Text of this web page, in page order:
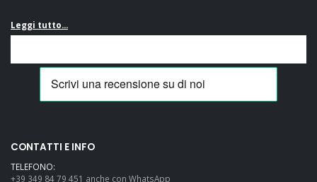
Leggi tutto...
CONTATTI E INFO
TELEFONO:
+39 349 84 79 451 anche con WhatsApp